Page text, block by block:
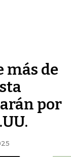
más de
por